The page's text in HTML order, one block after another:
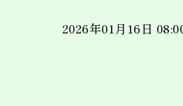
2026年01月16日